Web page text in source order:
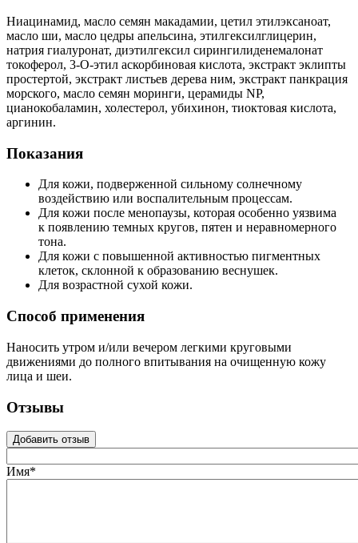
Ниацинамид, масло семян макадамии, цетил этилэксаноат,
масло ши, масло цедры апельсина, этилгексилглицерин,
натрия гиалуронат, диэтилгексил сирингилиденемалонат
токоферол, 3-О-этил аскорбиновая кислота, экстракт эклипты
простертой, экстракт листьев дерева ним, экстракт панкрация
морского, масло семян моринги, церамиды NP,
цианокобаламин, холестерол, убихинон, тиоктовая кислота,
аргинин.
Показания
Для кожи, подверженной сильному солнечному
воздействию или воспалительным процессам.
Для кожи после менопаузы, которая особенно уязвима
к появлению темных кругов, пятен и неравномерного
тона.
Для кожи с повышенной активностью пигментных
клеток, склонной к образованию веснушек.
Для возрастной сухой кожи.
Способ применения
Наносить утром и/или вечером легкими круговыми
движениями до полного впитывания на очищенную кожу
лица и шеи.
Отзывы
Добавить отзыв
Имя*